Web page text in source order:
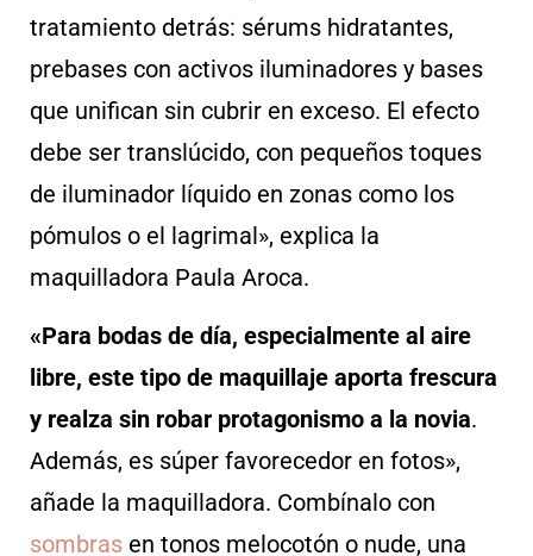
tratamiento detrás: sérums hidratantes,
prebases con activos iluminadores y bases
que unifican sin cubrir en exceso. El efecto
debe ser translúcido, con pequeños toques
de iluminador líquido en zonas como los
pómulos o el lagrimal», explica la
maquilladora Paula Aroca.
«Para bodas de día, especialmente al aire
libre, este tipo de maquillaje aporta frescura
y realza sin robar protagonismo a la novia.
Además, es súper favorecedor en fotos»,
añade la maquilladora. Combínalo con
sombras en tonos melocotón o nude, una